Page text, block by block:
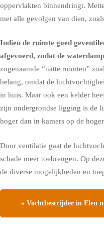
oppervlakten binnendringt.
met alle gevolgen van dien,
Indien de ruimte goed
afgevoerd, zodat de
zogenaamde “natte ruimten”
belang, omdat de
in huis. Maar ook een kelder
zijn ondergrondse ligging is de
hoger dan in kamers op de
Door ventilatie gaat de
schade meer toebrengen. Op
de diverse mogelijkheden en
» Vochtbestrijder in Elen